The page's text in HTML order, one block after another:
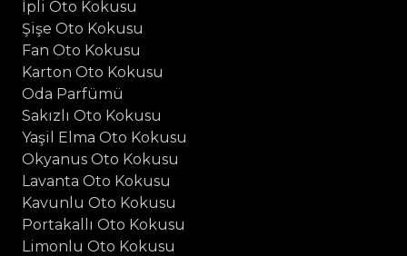
İpli Oto Kokusu
Şişe Oto Kokusu
Fan Oto Kokusu
Karton Oto Kokusu
Oda Parfümü
Sakızlı Oto Kokusu
Yaşil Elma Oto Kokusu
Okyanus Oto Kokusu
Lavanta Oto Kokusu
Kavunlu Oto Kokusu
Portakallı Oto Kokusu
Limonlu Oto Kokusu